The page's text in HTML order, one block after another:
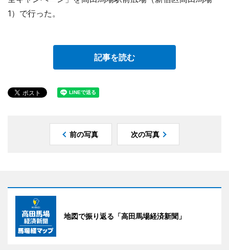
1）で行った。
記事を読む
前の写真 次の写真
地図で振り返る「高田馬場経済新聞」